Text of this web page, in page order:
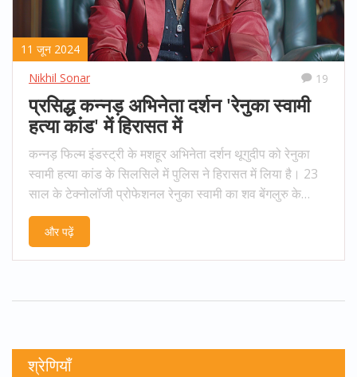
11 जून 2024
Nikhil Sonar
19
प्रसिद्ध कन्नड़ अभिनेता दर्शन 'रेनुका स्वामी
हत्या कांड' में हिरासत में
कन्नड़ फिल्म इंडस्ट्री के मशहूर अभिनेता दर्शन थूगुदीप को रेनुका
स्वामी हत्या कांड के सिलसिले में पुलिस ने हिरासत में लिया है। 23
साल के टेक्नोलॉजी प्रोफेशनल रेनुका स्वामी का शव बेंगलुरु के
कामाक्षीपलाय क्षेत्र में बरसाती नाले में मिला। यह हत्या सोशल
मीडिया पर अभिनेत्री के खिलाफ आपत्तिजनक टिप्पणी से जुड़ा है।
और पढ़ें
श्रेणियाँ